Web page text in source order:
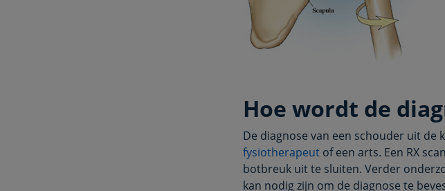
Hoe wordt de
De diagnose van een schouder uit de
fysiotherapeut of een arts. Een RX
botbreuk uit te sluiten. Verder
kan nodig zijn om de diagnose te